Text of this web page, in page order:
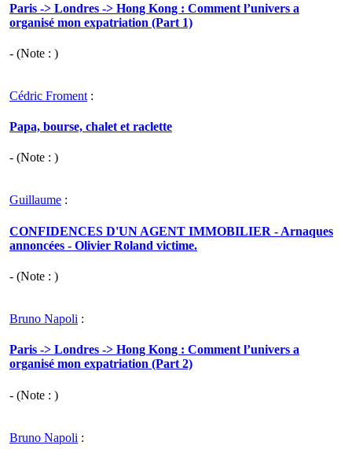
Paris -> Londres -> Hong Kong : Comment l’univers a
organisé mon expatriation (Part 1)
- (Note : )
Cédric Froment :
Papa, bourse, chalet et raclette
- (Note : )
Guillaume :
CONFIDENCES D'UN AGENT IMMOBILIER - Arnaques
annoncées - Olivier Roland victime.
- (Note : )
Bruno Napoli :
Paris -> Londres -> Hong Kong : Comment l’univers a
organisé mon expatriation (Part 2)
- (Note : )
Bruno Napoli :